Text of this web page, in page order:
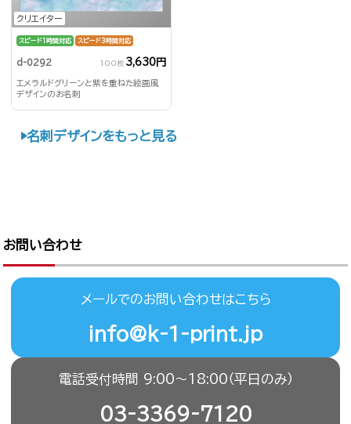
クリエイター
スピード1時間対応 スピード3時間対応
d-0292 100枚 3,630円
エメラルドグリーンと紫を重ねた絵画風
デザインのお名刺
名刺デザインをもっと見る
お問い合わせ
メールでのお問い合わせはこちら
info@k-1-print.jp
電話受付時間 9:00〜18:00（平日のみ）
03-3369-7120